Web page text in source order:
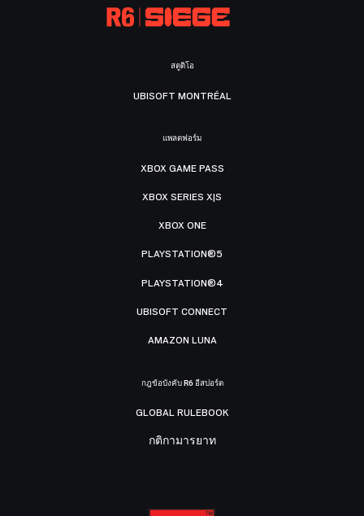
สตูดิโอ
UBISOFT MONTRÉAL
แพลตฟอร์ม
XBOX GAME PASS
XBOX SERIES X|S
XBOX ONE
PLAYSTATION®5
PLAYSTATION®4
UBISOFT CONNECT
AMAZON LUNA
กฎข้อบังคับ R6 อีสปอร์ต
GLOBAL RULEBOOK
กติกามารยาท